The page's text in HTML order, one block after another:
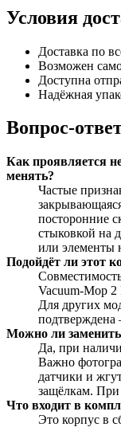
Условия
Доставка по
Возможен
Доступна
Надёжная
Вопрос-
Как проявляется
менять?
Частые
посторонние
стыковкой на
или элементы
Подойдёт ли этот
Vacuum‑Mop
Для других
Можно ли заменить
Да, при
Важно
датчики и
защёлкам. При
Что входит в
Это корпус в